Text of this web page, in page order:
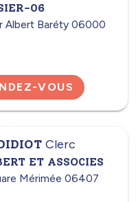
06
Albert Baréty 06000
VOUS
Clerc
ET ASSOCIES
Mérimée 06407